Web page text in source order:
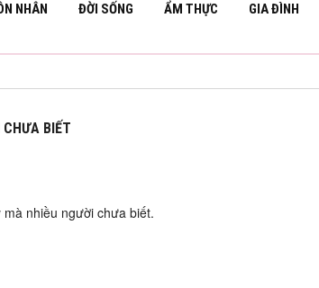
NHÂN ĐỜI SỐNG ẨM THỰC GIA ĐÌNH
BIẾT
nhiều người chưa biết.